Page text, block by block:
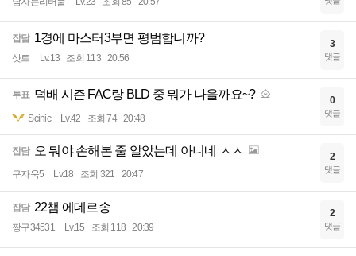
잡담 1경에 마스터3부면 평범합니까?
샷트 Lv.13 조회 113 20:56
3
댓글
투표 덕배 시즌 FAC랑 BLD 중 뭐가 나을까요~?
Scinic Lv.42 조회 74 20:48
0
댓글
잡담 오 뭐야 손해본 줄 알았는데 아니네 ㅅㅅ
구자욱5 Lv.18 조회 321 20:47
2
댓글
잡담 22챔 에데르송
짱구34531 Lv.15 조회 118 20:39
2
댓글